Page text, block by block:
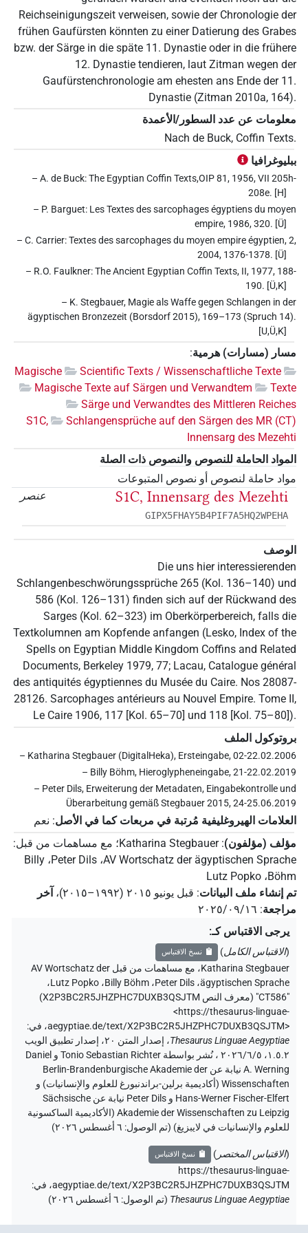
Reichseinigungszeit verweisen, sowie der Chronologie der
frühen Gaufürsten könnten zu einer Datierung des Grabes
bzw. der Särge in die späte 11. Dynastie oder in die frühere
12. Dynastie tendieren, laut Zitman wegen der
Gaufürstenchronologie am ehesten ans Ende der 11.
Dynastie (Zitman 2010a, 164).
معلومات عن عدد السطور/الأعمدة
Nach de Buck, Coffin Texts.
ببليوغرافيا
– A. de Buck: The Egyptian Coffin Texts,OIP 81, 1956, VII 205h-
208e. [H]
– P. Barguet: Les Textes des sarcophages égyptiens du moyen
empire, 1986, 320. [Ü]
– C. Carrier: Textes des sarcophages du moyen empire égyptien, 2,
2004, 1376-1378. [Ü]
– R.O. Faulkner: The Ancient Egyptian Coffin Texts, II, 1977, 188-
190. [Ü,K]
– K. Stegbauer, Magie als Waffe gegen Schlangen in der
ägyptischen Bronzezeit (Borsdorf 2015), 169–173 (Spruch 14).
[U,Ü,K]
مسار (مسارات) هرمية:
Scientific Texts / Wissenschaftliche Texte
Magische
Texte
Magische Texte auf Särgen und Verwandtem
Särge und Verwandtes des Mittleren Reiches
Schlangensprüche auf den Särgen des MR (CT)
S1C,
Innensarg des Mezehti
المواد الحاملة للنصوص والنصوص ذات الصلة
مواد حاملة لنصوص أو نصوص المتبوعات
عنصر
S1C, Innensarg des Mezehti
GIPX5FHAY5B4PIF7A5HQ2WPEHA
الوصف
Die uns hier interessierenden
Schlangenbeschwörungssprüche 265 (Kol. 136–140) und
586 (Kol. 126–131) finden sich auf der Rückwand des
Sarges (Kol. 62–323) im Oberkörperbereich, falls die
Textkolumnen am Kopfende anfangen (Lesko, Index of the
Spells on Egyptian Middle Kingdom Coffins and Related
Documents, Berkeley 1979, 77; Lacau, Catalogue général
des antiquités égyptiennes du Musée du Caire. Nos 28087-
28126. Sarcophages antérieurs au Nouvel Empire. Tome II,
Le Caire 1906, 117 [Kol. 65–70] und 118 [Kol. 75–80]).
بروتوكول الملف
– Katharina Stegbauer (DigitalHeka), Ersteingabe, 02-22.02.2006
– Billy Böhm, Hieroglypheneingabe, 21-22.02.2019
– Peter Dils, Erweiterung der Metadaten, Eingabekontrolle und
Überarbeitung gemäß Stegbauer 2015, 24-25.06.2019
العلامات الهيروغليفية مُرتبة في مربعات كما في الأصل: نعم
مؤلف (مؤلفون):
Katharina Stegbauer؛ مع مساهمات من قبل:
AV Wortschatz der ägyptischen Sprache، Peter Dils، Billy
Böhm، Lutz Popko
تم إنشاء ملف البيانات: قبل يونيو ۲۰۱٥ (۱۹۹۲–۲۰۱٥) ، آخر
مراجعة: ٢٠٢٥/٠٩/١٦
يرجى الاقتباس كـ:
(الاقتباس الكامل) نسخ الاقتباس
Katharina Stegbauer، مع مساهمات من قبل AV Wortschatz der
ägyptischen Sprache، Peter Dils، Billy Böhm، Lutz Popko،
"CT586" (
معرف النص X2P3BC2R5JHZPHC7DUXB3QSJTM
)
<https://thesaurus-linguae-
aegyptiae.de/text/X2P3BC2R5JHZPHC7DUXB3QSJTM>، في:
Thesaurus Linguae Aegyptiae،
إصدار المتن ٢٠، إصدار تطبيق الويب
۱.٥.٢، ٢٠٢٦/٦/٥ ، نُشر بواسطة Tonio Sebastian Richter و Daniel
A. Werning نيابة عن Berlin-Brandenburgische Akademie der
Wissenschaften (أكاديمية برلين-براندنبورغ للعلوم والإنسانيات) و
Hans-Werner Fischer-Elfert و Peter Dils نيابة عن Sächsische
Akademie der Wissenschaften zu Leipzig (الأكاديمية الساكسونية
للعلوم والإنسانيات في لايبزيغ) (تم الوصول: ٦ أغسطس ٢٠٢٦ )
(الاقتباس المختصر ) نسخ الاقتباس
https://thesaurus-linguae-
aegyptiae.de/text/X2P3BC2R5JHZPHC7DUXB3QSJTM، في:
Thesaurus Linguae Aegyptiae
(تم الوصول: ٦ أغسطس ٢٠٢٦ )